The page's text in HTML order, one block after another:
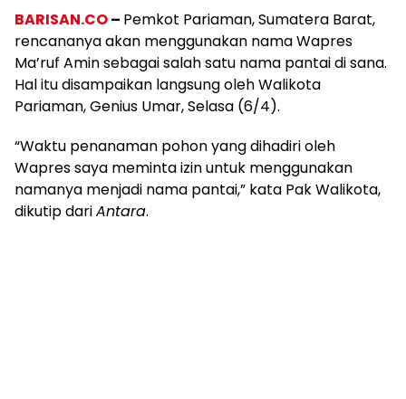
BARISAN.CO– Pemkot Pariaman, Sumatera Barat,
rencananya akan menggunakan nama Wapres
Ma’ruf Amin sebagai salah satu nama pantai di sana.
Hal itu disampaikan langsung oleh Walikota
Pariaman, Genius Umar, Selasa (6/4).
“Waktu penanaman pohon yang dihadiri oleh
Wapres saya meminta izin untuk menggunakan
namanya menjadi nama pantai,” kata Pak Walikota,
dikutip dariAntara.